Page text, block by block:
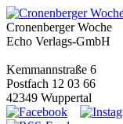
Cronenberger Woche
Echo Verlags-GmbH
Kemmannstraße 6
Postfach 12 03 66
42349 Wuppertal